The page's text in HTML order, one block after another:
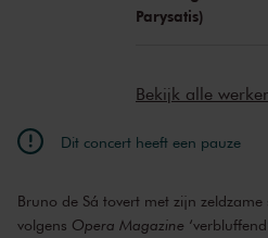
Parysatis)
Bekijk alle
Dit concert heeft een pauze
Bruno de Sá tovert met zijn
volgens Opera Magazine